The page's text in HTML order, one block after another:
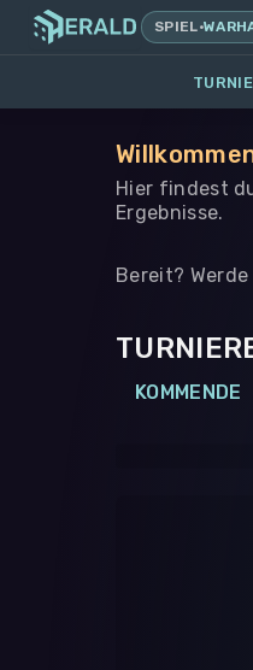
SPIEL·
Hier findest
Ergebnisse.
Bereit?
KOMMENDE